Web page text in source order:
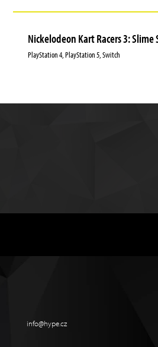
Nickelodeon Kart Racers 3:
PlayStation 4, PlayStation 5, Switch
info@hype.cz